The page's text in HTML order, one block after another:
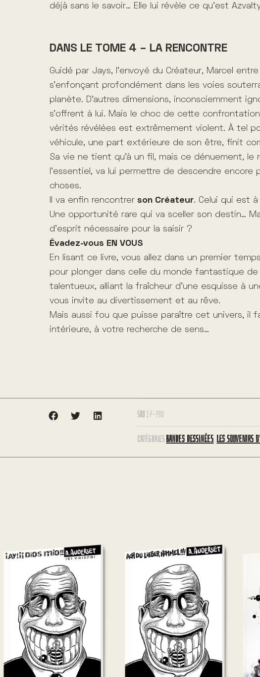
déjà sans le savoir… Elle lui révèle ce qu’est
DANS LE TOME 4 – LA RENCONTRE
Guidé par Jays, l’envoyé du Créateur, Marcel
s’enfonçant profondément dans les voies
planète. D’autres dimensions, inconsciemment
s’offrent à lui. Mais le choc de cette
vérités révélées est extrêmement violent. À tel
véhicule, une part extérieure de son être, finit
Sa vie ne tient qu’à un fil, mais ce dénuement, le
l’essentiel, va lui permettre de descendre encore
choses.
Il va enfin rencontrerson Créateur. Celui qui est
Une opportunité rare qui va sceller son destin…
d’esprit nécessaire pour la saisir ?
Évadez-vous EN VOUS
En lisant ce livre, vous allez dans un premier
pour plonger dans celle du monde fantastique de
talentueux, alliant la fraîcheur d’une esquisse à
vous invite au divertissement et au rêve.
Mais aussi fou que puisse paraître cet univers, il
intérieure, à votre recherche de sens…
SKU 17-790
CATÉGORIES BANDES DESSINÉES, LES SOUVENIRS